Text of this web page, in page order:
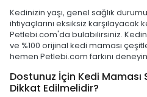
Kedinizin yaşı, genel sağlık
ihtiyaçlarını eksiksiz karşılayacak
Petlebi.com'da bulabilirsiniz.
ve %100 orijinal kedi maması
hemen Petlebi.com farkını
Dostunuz İçin Kedi Maması
Dikkat Edilmelidir?